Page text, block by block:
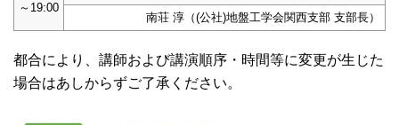
～19:00
南荘 淳（(公社)地盤工学会関西支部 支部長）
都合により、講師および講演順序・時間等に変更が生じた
場合はあしからずご了承ください。